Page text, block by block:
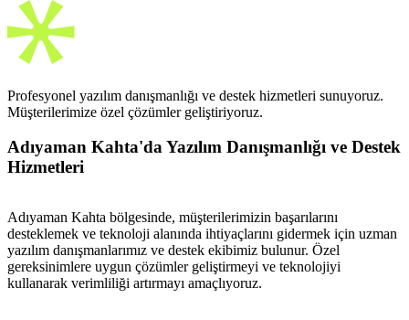
Profesyonel yazılım danışmanlığı ve destek hizmetleri sunuyoruz.
Müşterilerimize özel çözümler geliştiriyoruz.
Adıyaman Kahta'da Yazılım Danışmanlığı ve Destek
Hizmetleri
Adıyaman Kahta bölgesinde, müşterilerimizin başarılarını
desteklemek ve teknoloji alanında ihtiyaçlarını gidermek için uzman
yazılım danışmanlarımız ve destek ekibimiz bulunur. Özel
gereksinimlere uygun çözümler geliştirmeyi ve teknolojiyi
kullanarak verimliliği artırmayı amaçlıyoruz.